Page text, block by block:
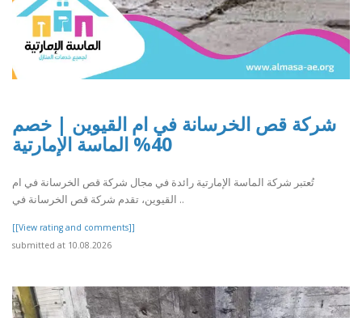
شركة قص الخرسانة في ام القيوين | خصم
40% الماسة الإمارتية
تُعتبر شركة الماسة الإمارتية رائدة في مجال شركة قص الخرسانة في ام
القيوين، تقدم شركة قص الخرسانة في ..
[[View rating and comments]]
submitted at 10.08.2026